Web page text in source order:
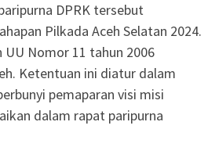
DPRK tersebut
Pilkada Aceh Selatan 2024.
Nomor 11 tahun 2006
Ketentuan ini diatur dalam
pemaparan visi misi
dalam rapat paripurna